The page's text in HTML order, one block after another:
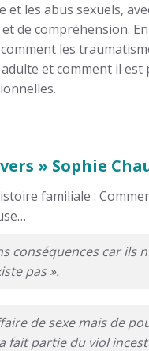
et les abus sexuels,
de compréhension.
les
et comment il est
» Sophie
familiale :
conséquences car ils
pas ».
de sexe mais de
fait partie du viol